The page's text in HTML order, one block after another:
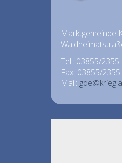
Marktgemeinde
Tel.: 03855/
Fax: 03855/
Mail: